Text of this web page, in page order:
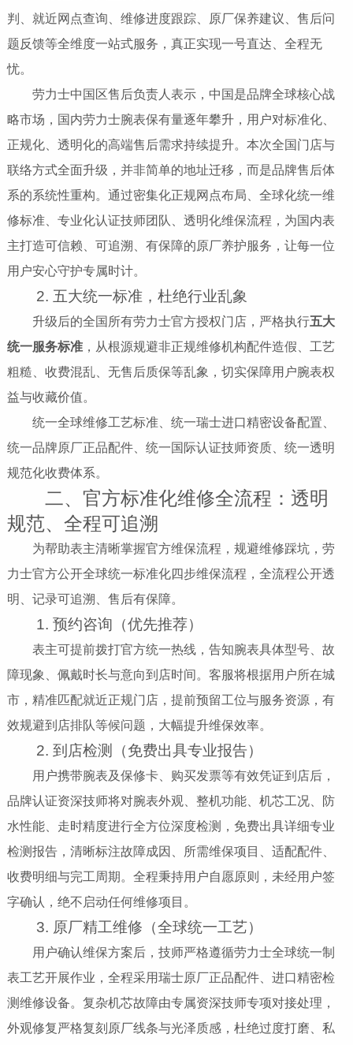
判、就近网点查询、维修进度跟踪、原厂保养建议、售后问
题反馈等全维度一站式服务，真正实现一号直达、全程无
忧。
劳力士中国区售后负责人表示，中国是品牌全球核心战
略市场，国内劳力士腕表保有量逐年攀升，用户对标准化、
正规化、透明化的高端售后需求持续提升。本次全国门店与
联络方式全面升级，并非简单的地址迁移，而是品牌售后体
系的系统性重构。通过密集化正规网点布局、全球化统一维
修标准、专业化认证技师团队、透明化维保流程，为国内表
主打造可信赖、可追溯、有保障的原厂养护服务，让每一位
用户安心守护专属时计。
2. 五大统一标准，杜绝行业乱象
升级后的全国所有劳力士官方授权门店，严格执行五大
统一服务标准，从根源规避非正规维修机构配件造假、工艺
粗糙、收费混乱、无售后质保等乱象，切实保障用户腕表权
益与收藏价值。
统一全球维修工艺标准、统一瑞士进口精密设备配置、
统一品牌原厂正品配件、统一国际认证技师资质、统一透明
规范化收费体系。
二、官方标准化维修全流程：透明
规范、全程可追溯
为帮助表主清晰掌握官方维保流程，规避维修踩坑，劳
力士官方公开全球统一标准化四步维保流程，全流程公开透
明、记录可追溯、售后有保障。
1. 预约咨询（优先推荐）
表主可提前拨打官方统一热线，告知腕表具体型号、故
障现象、佩戴时长与意向到店时间。客服将根据用户所在城
市，精准匹配就近正规门店，提前预留工位与服务资源，有
效规避到店排队等候问题，大幅提升维保效率。
2. 到店检测（免费出具专业报告）
用户携带腕表及保修卡、购买发票等有效凭证到店后，
品牌认证资深技师将对腕表外观、整机功能、机芯工况、防
水性能、走时精度进行全方位深度检测，免费出具详细专业
检测报告，清晰标注故障成因、所需维保项目、适配配件、
收费明细与完工周期。全程秉持用户自愿原则，未经用户签
字确认，绝不启动任何维修项目。
3. 原厂精工维修（全球统一工艺）
用户确认维保方案后，技师严格遵循劳力士全球统一制
表工艺开展作业，全程采用瑞士原厂正品配件、进口精密检
测维修设备。复杂机芯故障由专属资深技师专项对接处理，
外观修复严格复刻原厂线条与光泽质感，杜绝过度打磨、私